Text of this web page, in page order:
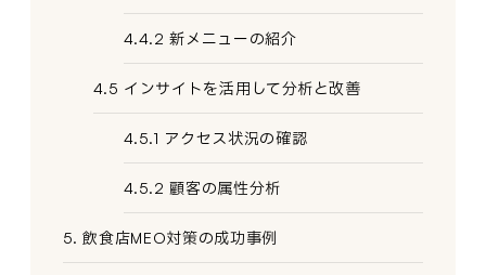
4.4.2 新メニューの紹介
4.5 インサイトを活用して分析と改善
4.5.1 アクセス状況の確認
4.5.2 顧客の属性分析
5. 飲食店MEO対策の成功事例